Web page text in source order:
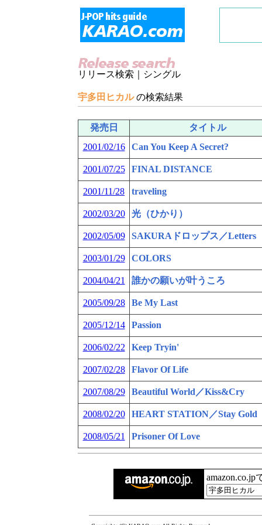
リリース検索｜シングル
宇多田ヒカルの検索結果
発売日
タイトル
2001/02/16
Can You Keep A Secret?
2001/07/25 FINAL DISTANCE
2001/11/28 traveling
2002/03/20 光（ひかり）
2002/05/09 SAKURAドロップス／Letters
2003/01/29 COLORS
2004/04/21 誰かの願いが叶うころ
2005/09/28 Be My Last
2005/12/14 Passion
2006/02/22 Keep Tryin'
2007/02/28 Flavor Of Life
2007/08/29 Beautiful World／Kiss&Cry
2008/02/20 HEART STATION／Stay Gold
2008/05/21 Prisoner Of Love
amazon.co.jp